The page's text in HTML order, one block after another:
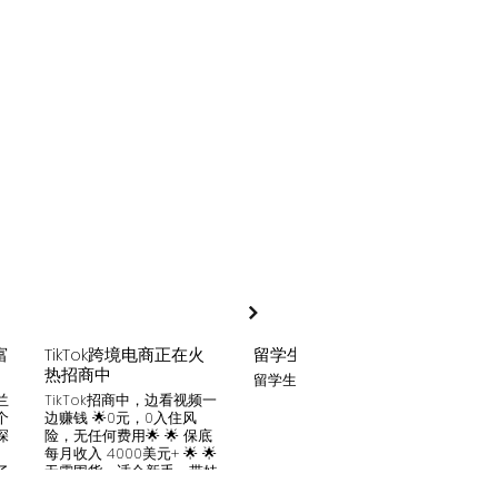
TikTok跨境电商正在火
热招商中
TikTok招商中，边看视频一
边赚钱 🌟0元，0入住风
险，无任何费用🌟 🌟 保底
每月收入 4000美元+ 🌟 🌟
无需囤货，适合新手，带娃
留学生贷款
留学生贷款专业平台